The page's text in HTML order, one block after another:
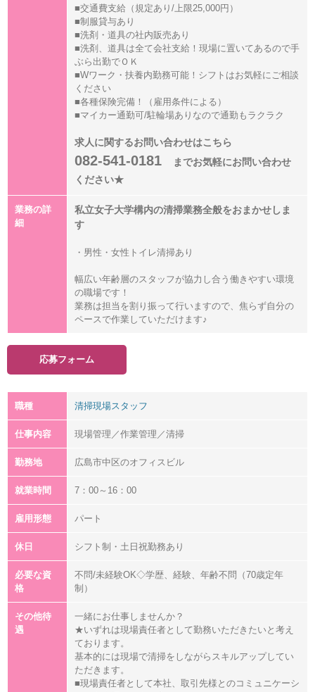
■交通費支給（規定あり/上限25,000円）
■制服貸与あり
■洗剤・道具の社内販売あり
■洗剤、道具は全て会社支給！現場に置いてあるので手
ぶら出勤でＯＫ
■Wワーク・扶養内勤務可能！シフトはお気軽にご相談
ください
■各種保険完備！（雇用条件による）
■マイカー通勤可/駐輪場ありなので通勤もラクラク
求人に関するお問い合わせはこちら
082-541-0181
までお気軽にお問い合わせ
ください★
業務の詳
細
私立女子大学構内の清掃業務全般をおまかせしま
す
・男性・女性トイレ清掃あり
幅広い年齢層のスタッフが協力し合う働きやすい環境
の職場です！
業務は担当を割り振って行いますので、焦らず自分の
ペースで作業していただけます♪
応募フォーム
職種 清掃現場スタッフ
仕事内容 現場管理／作業管理／清掃
勤務地 広島市中区のオフィスビル
就業時間 7：00～16：00
雇用形態 パート
休日 シフト制・土日祝勤務あり
必要な資
格
不問/未経験OK◇学歴、経験、年齢不問（70歳定年
制）
その他待
遇
一緒にお仕事しませんか？
★いずれは現場責任者として勤務いただきたいと考え
ております。
基本的には現場で清掃をしながらスキルアップしてい
ただきます。
■現場責任者として本社、取引先様とのコミュニケーシ